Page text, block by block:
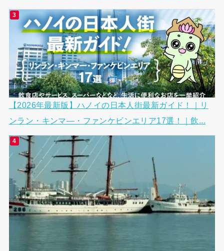
【2026年最新版】ハノイの日本人街最新ガイド！｜リ
ンラン・キンマ―・ファンケビンエリア17選！｜飲...